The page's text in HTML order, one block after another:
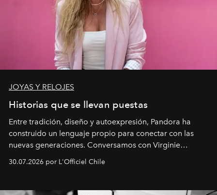
JOYAS Y RELOJES
Historias que se llevan puestas
Entre tradición, diseño y autoexpresión, Pandora ha
construido un lenguaje propio para conectar con las
nuevas generaciones. Conversamos con Virginie
Latinoamérica, sobre identidad, cultura y el valor
30.07.2026 por L'Officiel Chile